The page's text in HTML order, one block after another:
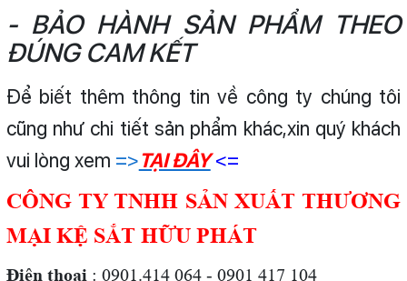
- BẢO HÀNH SẢN PHẨM THEO
ĐÚNG CAM KẾT
Để biết thêm thông tin về công ty chúng tôi
cũng như chi tiết sản phẩm khác,xin quý khách
vui lòng xem =>TẠI ĐÂY <=
CÔNG TY TNHH SẢN XUẤT THƯƠNG
MẠI KỆ SẮT HỮU PHÁT
Điện thoại : 0901.414 064 - 0901 417 104